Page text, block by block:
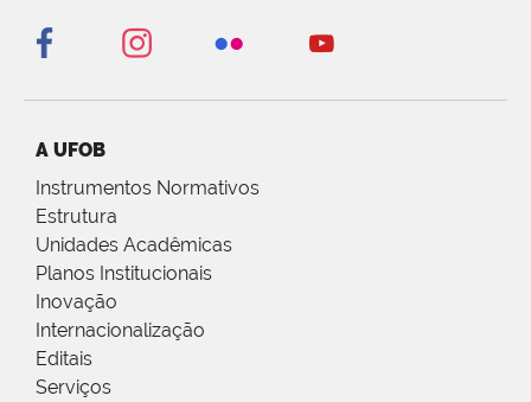
A UFOB
Instrumentos Normativos
Estrutura
Unidades Acadêmicas
Planos Institucionais
Inovação
Internacionalização
Editais
Serviços